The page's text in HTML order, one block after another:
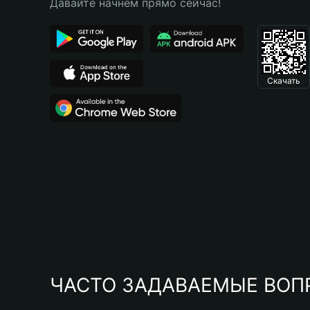
Давайте начнем прямо сейчас!
Скачать
ЧАСТО ЗАДАВАЕМЫЕ